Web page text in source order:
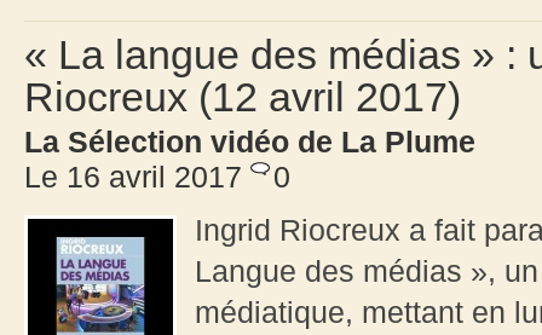
« La langue des médias » :
Riocreux (12 avril 2017)
La Sélection vidéo de La Plume
Le 16 avril 2017
0
Ingrid Riocreux a fait
Langue des médias »,
médiatique, mettant en